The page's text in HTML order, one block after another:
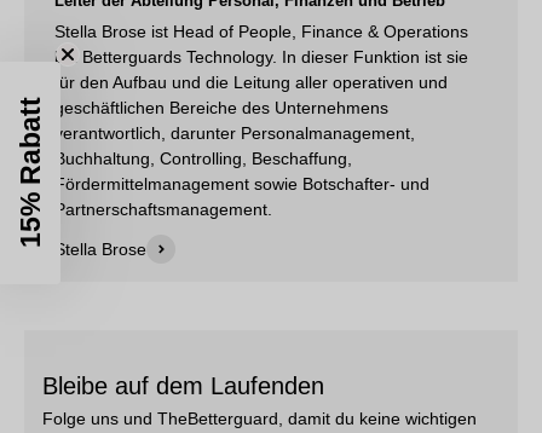
Stella Brose ist Head of People, Finance & Operations
bei Betterguards Technology. In dieser Funktion ist sie
für den Aufbau und die Leitung aller operativen und
geschäftlichen Bereiche des Unternehmens
verantwortlich, darunter Personalmanagement,
Buchhaltung, Controlling, Beschaffung,
Fördermittelmanagement sowie Botschafter- und
Partnerschaftsmanagement.
Stella Brose
Bleibe auf dem Laufenden
Folge uns und TheBetterguard, damit du keine wichtigen
15% Rabatt